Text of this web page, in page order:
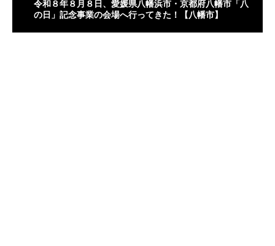
令和８年８月８日、愛媛県八幡浜市・京都府八幡市「八
の日」記念事業の会場へ行ってきた！【八幡市】